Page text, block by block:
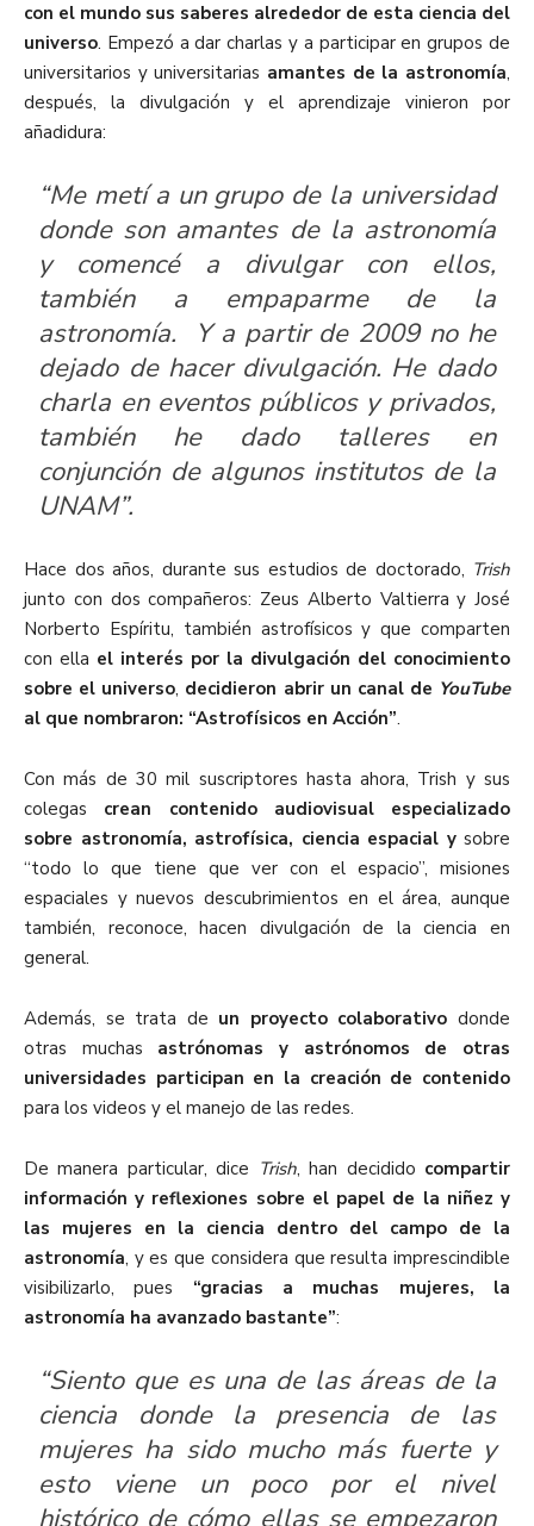
con el mundo sus saberes alrededor de esta ciencia del
universo. Empezó a dar charlas y a participar en grupos de
universitarios y universitarias amantes de la astronomía,
después, la divulgación y el aprendizaje vinieron por
añadidura:
“Me metí a un grupo de la universidad
donde son amantes de la astronomía
y comencé a divulgar con ellos,
también a empaparme de la
astronomía. Y a partir de 2009 no he
dejado de hacer divulgación. He dado
charla en eventos públicos y privados,
también he dado talleres en
conjunción de algunos institutos de la
UNAM”.
Hace dos años, durante sus estudios de doctorado, Trish
junto con dos compañeros: Zeus Alberto Valtierra y José
Norberto Espíritu, también astrofísicos y que comparten
con ella el interés por la divulgación del conocimiento
sobre el universo, decidieron abrir un canal de YouTube
al que nombraron: “Astrofísicos en Acción”.
Con más de 30 mil suscriptores hasta ahora, Trish y sus
colegas crean contenido audiovisual especializado
sobre astronomía, astrofísica, ciencia espacial y sobre
“todo lo que tiene que ver con el espacio”, misiones
espaciales y nuevos descubrimientos en el área, aunque
también, reconoce, hacen divulgación de la ciencia en
general.
Además, se trata de un proyecto colaborativo donde
otras muchas astrónomas y astrónomos de otras
universidades participan en la creación de contenido
para los videos y el manejo de las redes.
De manera particular, dice Trish, han decidido compartir
información y reflexiones sobre el papel de la niñez y
las mujeres en la ciencia dentro del campo de la
astronomía, y es que considera que resulta imprescindible
visibilizarlo, pues “gracias a muchas mujeres, la
astronomía ha avanzado bastante”:
“Siento que es una de las áreas de la
ciencia donde la presencia de las
mujeres ha sido mucho más fuerte y
esto viene un poco por el nivel